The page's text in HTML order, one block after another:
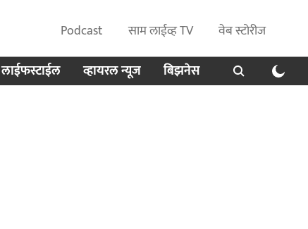
Podcast साम लाईव्ह TV
वेब स्टोरीज
लाईफस्टाईल व्हायरल न्यूज बिझनेस